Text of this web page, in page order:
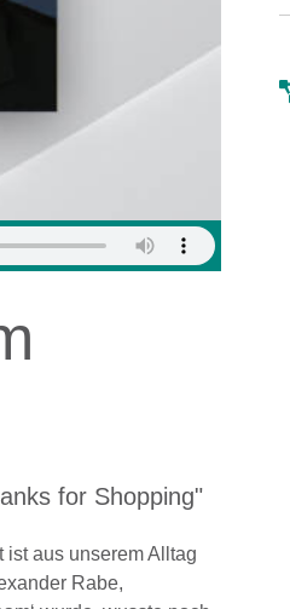
for Shopping"
aus unserem Alltag
Rabe,